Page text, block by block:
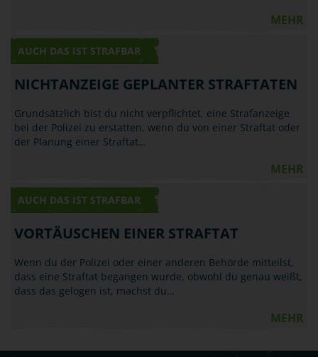
MEHR
AUCH DAS IST STRAFBAR
NICHTANZEIGE GEPLANTER STRAFTATEN
Grundsätzlich bist du nicht verpflichtet, eine Strafanzeige
bei der Polizei zu erstatten, wenn du von einer Straftat oder
der Planung einer Straftat…
MEHR
AUCH DAS IST STRAFBAR
VORTÄUSCHEN EINER STRAFTAT
Wenn du der Polizei oder einer anderen Behörde mitteilst,
dass eine Straftat begangen wurde, obwohl du genau weißt,
dass das gelogen ist, machst du…
MEHR